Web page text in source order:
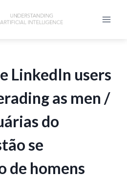
LinkedIn users
as men /
do
se
de homens